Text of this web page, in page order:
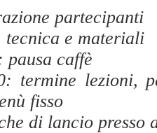
partecipanti
e materiali
pausa caffè
termine lezioni,
fisso
di lancio presso